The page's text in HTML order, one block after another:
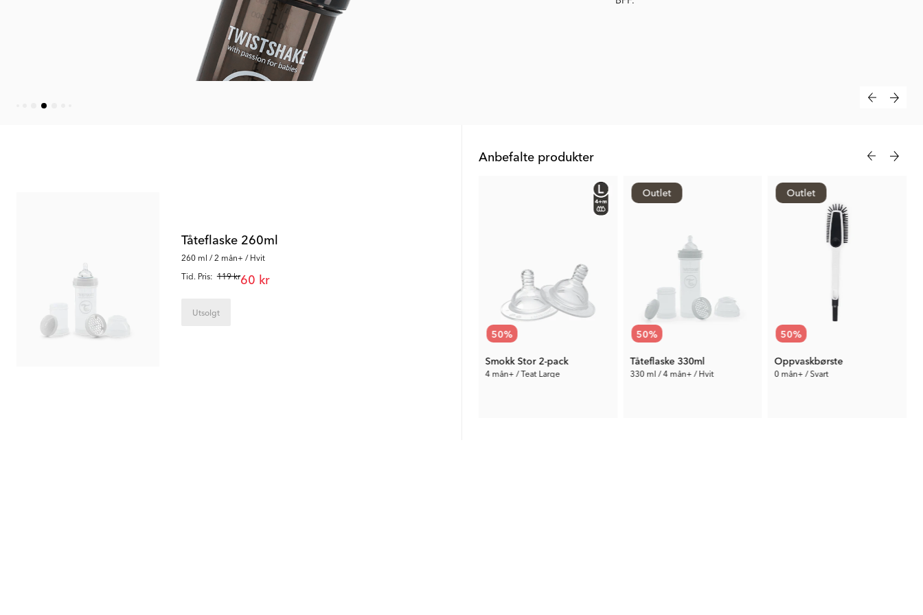
Tåteflaske 260ml
260 ml / 2 mån+ / Hvit
Tid. Pris: 119 kr60 kr
Utsolgt
Anbefalte produkter
65 50%
Smokk Stor 2-pack
4 mån+ / Teat Large
Outlet
50%
Tåteflaske 330ml
330 ml / 4 mån+ / Hvit
Outlet
50%
Oppvaskbørste
0 mån+ / Svart